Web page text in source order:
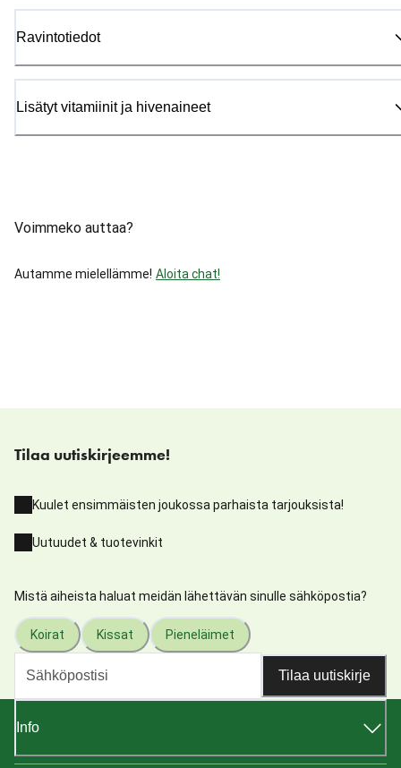
Ravintotiedot
Lisätyt vitamiinit ja hivenaineet
Voimmeko auttaa?
Autamme mielellämme! Aloita chat!
Tilaa uutiskirjeemme!
Kuulet ensimmäisten joukossa parhaista tarjouksista!
Uutuudet & tuotevinkit
Mistä aiheista haluat meidän lähettävän sinulle sähköpostia?
Koirat Kissat Pieneläimet
Tilaa uutiskirje
Info